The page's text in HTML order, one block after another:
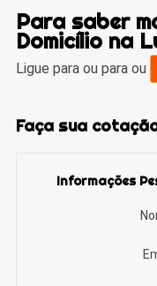
Para saber
Domicílio na
Ligue para ou para ou
Faça sua
Informações